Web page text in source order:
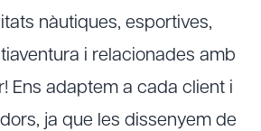
nàutiques, esportives,
i relacionades amb
Ens adaptem a cada client i
ja que les dissenyem de